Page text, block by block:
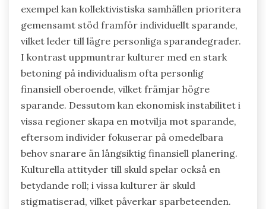
exempel kan kollektivistiska samhällen prioritera
gemensamt stöd framför individuellt sparande,
vilket leder till lägre personliga sparandegrader.
I kontrast uppmuntrar kulturer med en stark
betoning på individualism ofta personlig
finansiell oberoende, vilket främjar högre
sparande. Dessutom kan ekonomisk instabilitet i
vissa regioner skapa en motvilja mot sparande,
eftersom individer fokuserar på omedelbara
behov snarare än långsiktig finansiell planering.
Kulturella attityder till skuld spelar också en
betydande roll; i vissa kulturer är skuld
stigmatiserad, vilket påverkar sparbeteenden.